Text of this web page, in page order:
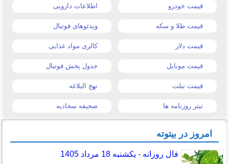
قیمت خودرو اطلاعات دارویی
قیمت طلا و سکه ویدئوهای فوتبال
قیمت دلار کالری مواد غذایی
قیمت موبایل جدول پخش فوتبال
قیمت تبلت نهج البلاغه
تیتر روزنامه ها صحیفه سجادیه
امروز در بیتوته
فال روزانه - یکشنبه 18 مرداد 1405